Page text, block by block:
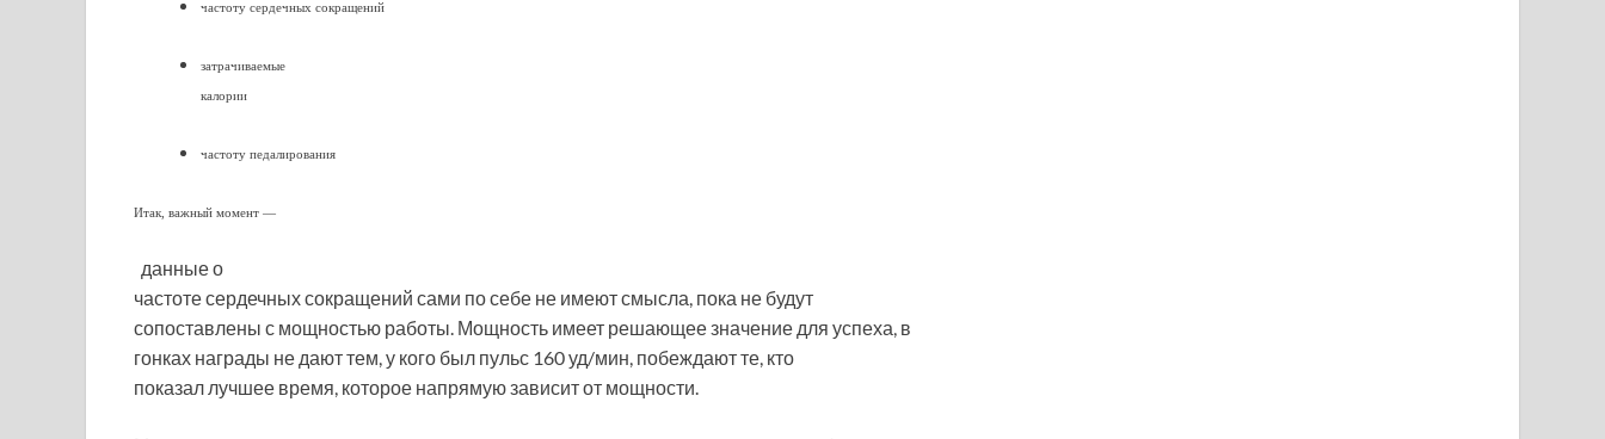
частоту сердечных сокращений
затрачиваемые
калории
частоту педалирования
Итак, важный момент —
данные о
частоте сердечных сокращений сами по себе не имеют смысла, пока не будут
сопоставлены с мощностью работы. Мощность имеет решающее значение для успеха, в
гонках награды не дают тем, у кого был пульс 160 уд/мин, побеждают те, кто
показал лучшее время, которое напрямую зависит от мощности.